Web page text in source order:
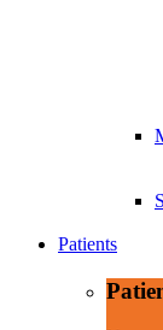
Patients